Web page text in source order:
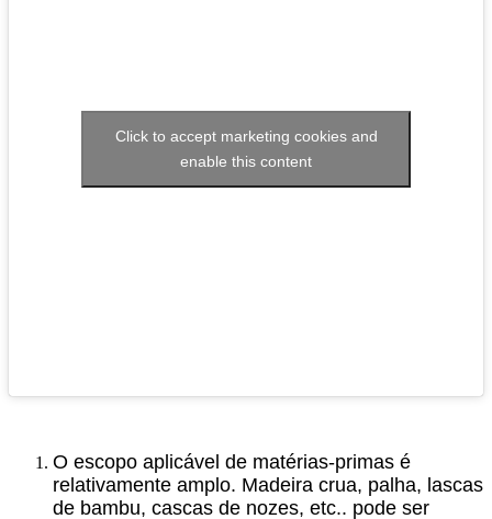
Click to accept marketing cookies and
enable this content
O escopo aplicável de matérias-primas é
relativamente amplo. Madeira crua, palha, lascas
de bambu, cascas de nozes, etc.. pode ser